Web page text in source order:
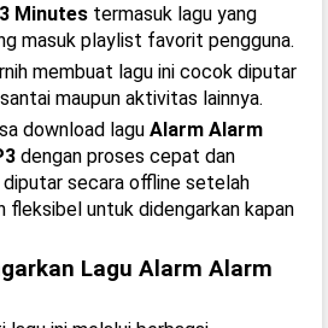
Minutes termasuk lagu yang
masuk playlist favorit pengguna.
membuat lagu ini cocok diputar
maupun aktivitas lainnya.
download lagu Alarm Alarm
dengan proses cepat dan
diputar secara offline setelah
fleksibel untuk didengarkan kapan
Lagu Alarm Alarm